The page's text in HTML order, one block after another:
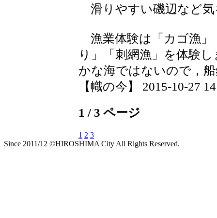
滑りやすい磯辺など
漁業体験は「カゴ漁」
り」「刺網漁」を体験
かな海ではないので，
【幟の今】 2015-10-27
1 / 3 ページ
1 2 3
Since 2011/12 ©HIROSHIMA City All Rights Reserved.